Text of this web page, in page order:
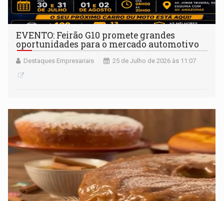
EVENTO: Feirão G10 promete grandes
oportunidades para o mercado automotivo
Destaques Empresariais 25 de Julho de 2026 às 11:07